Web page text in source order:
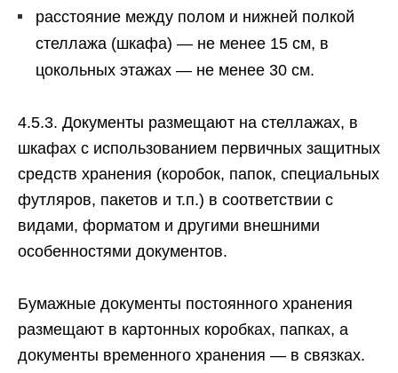
расстояние между полом и нижней полкой
стеллажа (шкафа) — не менее 15 см, в
цокольных этажах — не менее 30 см.
4.5.3. Документы размещают на стеллажах, в
шкафах с использованием первичных защитных
средств хранения (коробок, папок, специальных
футляров, пакетов и т.п.) в соответствии с
видами, форматом и другими внешними
особенностями документов.
Бумажные документы постоянного хранения
размещают в картонных коробках, папках, а
документы временного хранения — в связках.